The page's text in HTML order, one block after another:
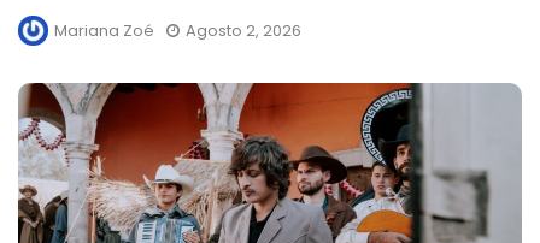
Mariana Zoé Agosto 2, 2026